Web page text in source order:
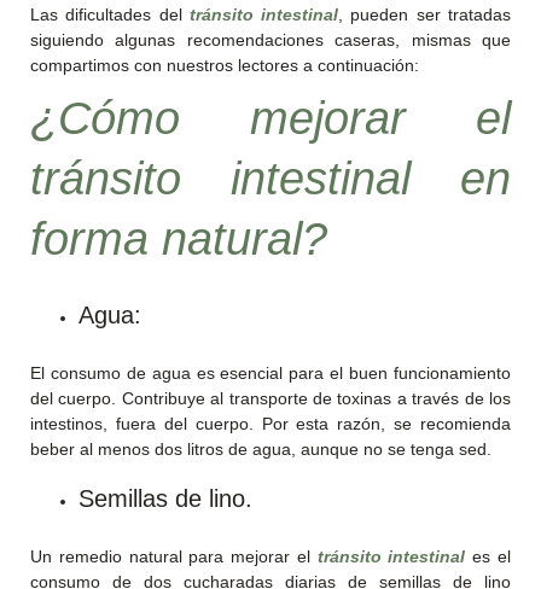
Las dificultades del tránsito intestinal , pueden ser tratadas
siguiendo algunas recomendaciones caseras, mismas que
compartimos con nuestros lectores a continuación:
¿Cómo mejorar el
tránsito intestinalen
forma natural?
Agua:
El consumo de agua es esencial para el buen funcionamiento
del cuerpo. Contribuye al transporte de toxinas a través de los
intestinos, fuera del cuerpo. Por esta razón, se recomienda
beber al menos dos litros de agua, aunque no se tenga sed.
Semillas de lino.
Un remedio natural para mejorar el tránsito intestinal es el
consumo de dos cucharadas diarias de semillas de lino